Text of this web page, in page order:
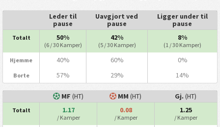
Leder til
pause
Uavgjort ved
pause
Ligger under til
pause
Totalt 50%
(6 / 30 Kamper)
42%
(5 / 30 Kamper)
8%
(1 / 30 Kamper)
Hjemme 40% 60% 0%
Borte 57% 29% 14%
MF (HT) MM (HT) Gj. (HT)
Totalt 1.17
/ Kamper
0.08
/ Kamper
1.25
/ Kamper